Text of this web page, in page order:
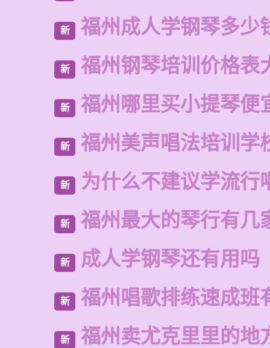
新 福州成人学钢琴多少
新 福州钢琴培训价格表
新 福州哪里买小提琴便
新 福州美声唱法培训学
新 为什么不建议学流行
新 福州最大的琴行有几
新 成人学钢琴还有用吗
新 福州唱歌排练速成班
新 福州卖尤克里里的地